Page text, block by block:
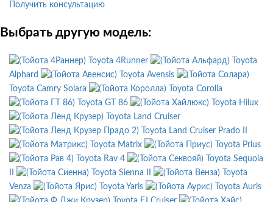
Получить консультацию
Выбрать другую модель:
Toyota 4Runner
Toyota
Alphard
Toyota Avensis
Toyota Camry Solara
Toyota Corolla
Toyota GT 86
Toyota Hilux
Toyota Land Cruiser
Toyota Land Cruiser Prado II
Toyota Matrix
Toyota Prius
Toyota Rav 4
Toyota Sequoia
Toyota Sienna II
Toyota
Venza
Toyota Yaris
Toyota Auris